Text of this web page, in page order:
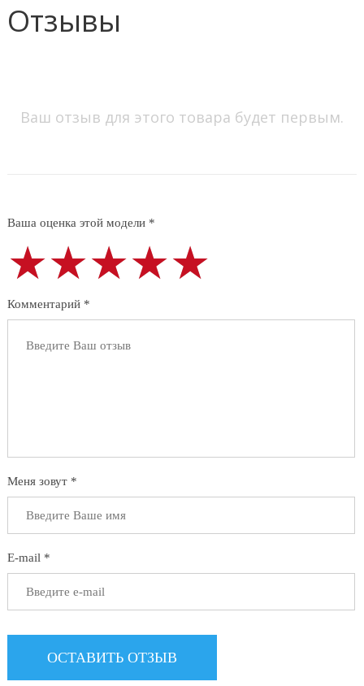
Отзывы
Ваш отзыв для этого товара будет первым.
Ваша оценка этой модели *
★★★★★
★★★★★
★★★★★
Комментарий *
Меня зовут *
E-mail *